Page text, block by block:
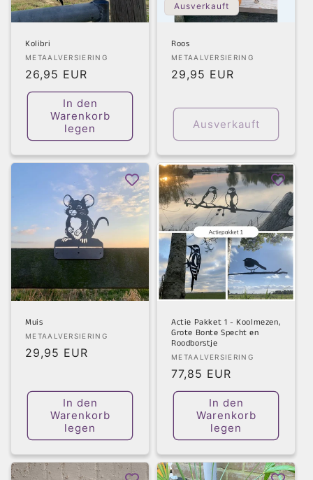
Kolibri
Anbieter:
METAALVERSIERING
Normaler
Preis
26,95 EUR
In den
Warenkorb
legen
Ausverkauft
Roos
Anbieter:
METAALVERSIERING
Normaler
29,95 EUR
Ausverkauft
Muis
Anbieter:
METAALVERSIERING
Normaler
29,95 EUR
In den
Warenkorb
legen
Actie Pakket 1 - Koolmezen,
Grote Bonte Specht en
Roodborstje
Anbieter:
METAALVERSIERING
Normaler
Preis
77,85 EUR
In den
Warenkorb
legen